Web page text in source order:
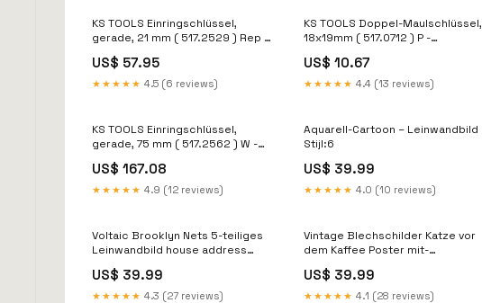
KS TOOLS Einringschlüssel,
gerade, 21 mm ( 517.2529 ) Rep -
US$ 57.95
★★★★★ 4.5 (6 reviews)
KS TOOLS Doppel-Maulschlüssel,
18x19mm ( 517.0712 ) P -
US$ 10.67
★★★★★ 4.4 (13 reviews)
KS TOOLS Einringschlüssel,
gerade, 75 mm ( 517.2562 ) W -
US$ 167.08
★★★★★ 4.9 (12 reviews)
Aquarell-Cartoon – Leinwandbild
Stijl:6
US$ 39.99
★★★★★ 4.0 (10 reviews)
Voltaic Brooklyn Nets 5-teiliges
Leinwandbild house address
US$ 39.99
★★★★★ 4.3 (27 reviews)
Vintage Blechschilder Katze vor
dem Kaffee Poster mit-
US$ 39.99
★★★★★ 4.1 (28 reviews)